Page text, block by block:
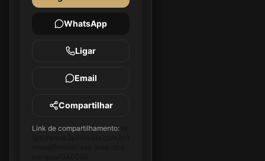
WhatsApp
Ligar
Email
Compartilhar
Link de compartilhamento: